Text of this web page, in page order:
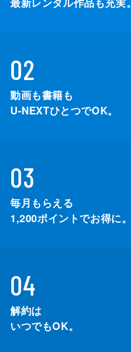
02
動画も書籍も
U-NEXTひとつでOK。
03
毎月もらえる
1,200ポイントでお得に。
04
解約は
いつでもOK。